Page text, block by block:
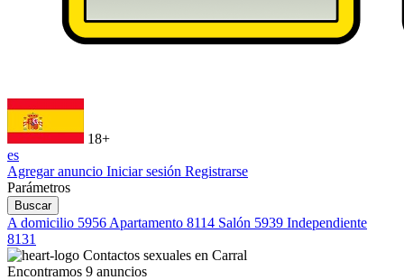
18+
es
Agregar anuncio Iniciar sesión Registrarse
Parámetros
Buscar
A domicilio 5956 Apartamento 8114 Salón 5939 Independiente
8131
Contactos sexuales en Carral
Encontramos 9 anuncios